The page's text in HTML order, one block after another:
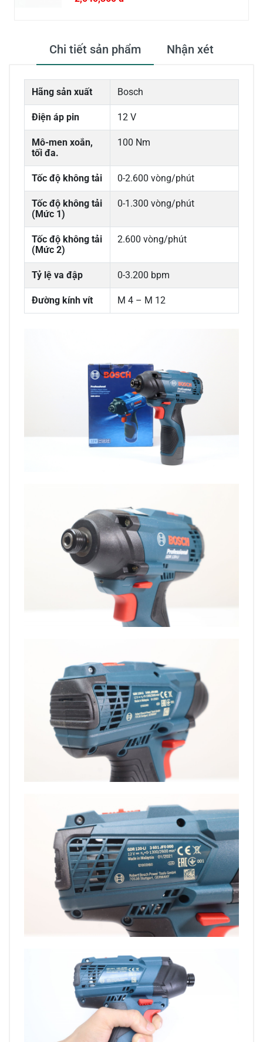
Chi tiết sản phẩm Nhận xét
Hãng sản xuất Bosch
Điện áp pin 12 V
Mô-men xoắn,
tối đa.
100 Nm
Tốc độ không tải 0-2.600 vòng/phút
Tốc độ không tải
(Mức 1)
0-1.300 vòng/phút
Tốc độ không tải
(Mức 2)
2.600 vòng/phút
Tỷ lệ va đập 0-3.200 bpm
Đường kính vít M 4 – M 12